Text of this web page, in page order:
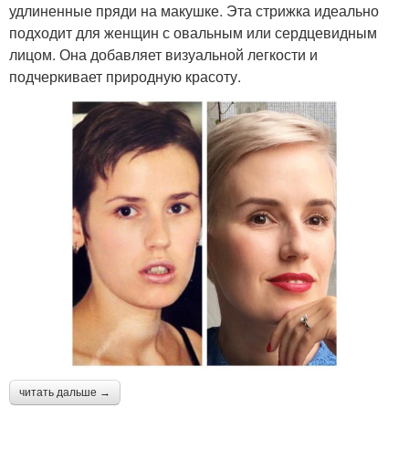
удлиненные пряди на макушке. Эта стрижка идеально
подходит для женщин с овальным или сердцевидным
лицом. Она добавляет визуальной легкости и
подчеркивает природную красоту.
читать дальше →